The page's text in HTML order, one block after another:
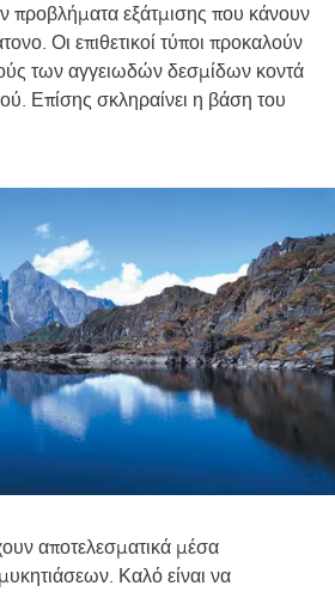
προβλήματα εξάτμισης που κάνουν
Οι επιθετικοί τύποι προκαλούν
των αγγειωδών δεσμίδων κοντά
Επίσης σκληραίνει η βάση του
αποτελεσματικά μέσα
Καλό είναι να